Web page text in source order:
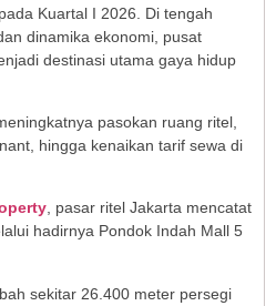
Kuartal I 2026. Di tengah
dinamika ekonomi, pusat
destinasi utama gaya hidup
pasokan ruang ritel,
hingga kenaikan tarif sewa di
, pasar ritel Jakarta mencatat
hadirnya Pondok Indah Mall 5
sekitar 26.400 meter persegi